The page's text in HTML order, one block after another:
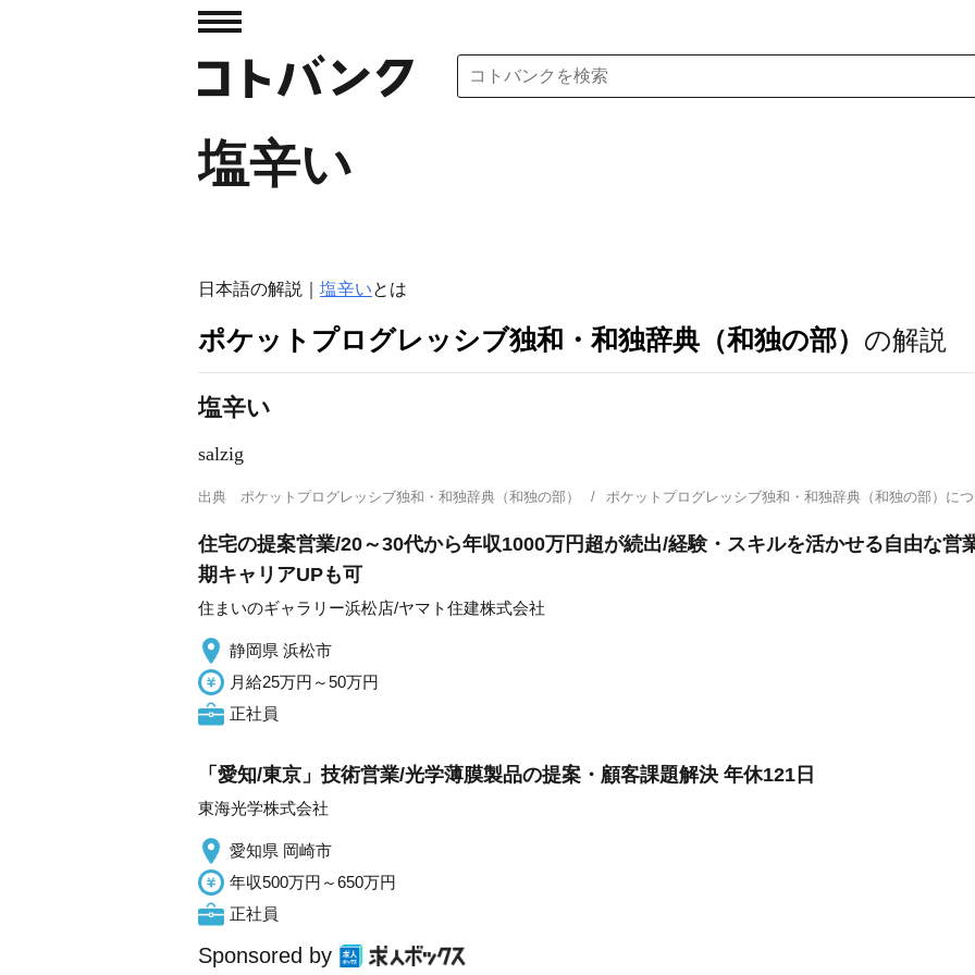
塩辛い
日本語の解説｜ 塩辛いとは
ポケットプログレッシブ独和・和独辞典（和独の部） の解説
塩辛い
salzig
出典 ポケットプログレッシブ独和・和独辞典（和独の部） ポケットプログレッシブ独和・和独辞典（和独の部）
住宅の提案営業/20～30代から年収1000万円超が続出/経験・スキルを活かせる自由な営
期キャリアUPも可
住まいのギャラリー浜松店/ヤマト住建株式会社
静岡県 浜松市
月給25万円～50万円
正社員
「愛知/東京」技術営業/光学薄膜製品の提案・顧客課題解決 年休121日
東海光学株式会社
愛知県 岡崎市
年収500万円～650万円
正社員
Sponsored by